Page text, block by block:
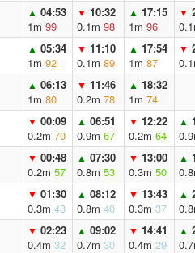
▲ 04:53
1m 99
▼ 10:32
0.1m 98
▲ 17:15
1m 96
▼
▲ 05:34
1m 92
▼ 11:10
0.1m 89
▲ 17:54
1m 87
▼
▲ 06:13
1m 80
▼ 11:46
0.2m 78
▲ 18:32
1m 74
▼ 00:09
0.2m 70
▲ 06:51
0.9m 67
▼ 12:22
0.2m 64
▲
▼ 00:48
0.2m 57
▲ 07:30
0.8m 53
▼ 13:00
0.3m 50
▲
▼ 01:30
0.3m 43
▲ 08:12
0.8m 40
▼ 13:43
0.3m 37
▲
▼ 02:23
0.4m 32
▲ 09:02
0.7m 30
▼ 14:41
0.4m 29
▲